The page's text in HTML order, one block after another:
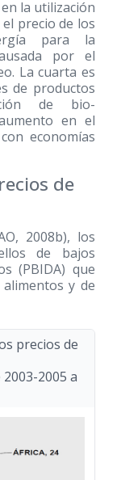
la utilización
precio de los
para la
por el
La cuarta es
de productos
de bio-
en el
economías
de
2008b), los
de bajos
(PBIDA) que
y de
precios de
2005 a